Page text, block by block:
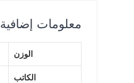
معلومات إضافية
الوزن
الكاتب